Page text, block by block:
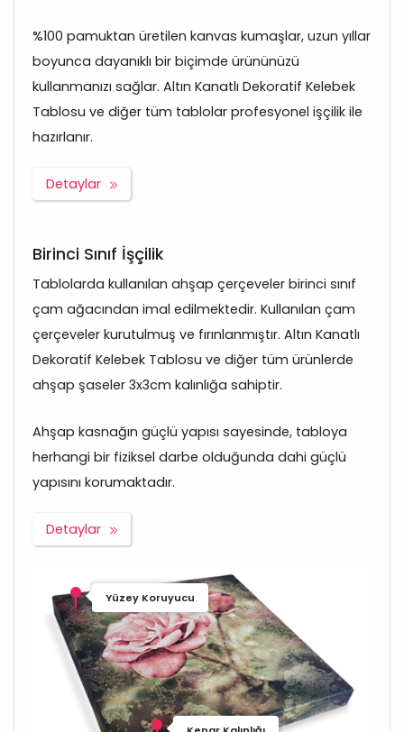
%100 pamuktan üretilen kanvas kumaşlar, uzun yıllar
boyunca dayanıklı bir biçimde ürününüzü
kullanmanızı sağlar. Altın Kanatlı Dekoratif Kelebek
Tablosu ve diğer tüm tablolar profesyonel işçilik ile
hazırlanır.
Detaylar
Birinci Sınıf İşçilik
Tablolarda kullanılan ahşap çerçeveler birinci sınıf
çam ağacından imal edilmektedir. Kullanılan çam
çerçeveler kurutulmuş ve fırınlanmıştır. Altın Kanatlı
Dekoratif Kelebek Tablosu ve diğer tüm ürünlerde
ahşap şaseler 3x3cm kalınlığa sahiptir.
Ahşap kasnağın güçlü yapısı sayesinde, tabloya
herhangi bir fiziksel darbe olduğunda dahi güçlü
yapısını korumaktadır.
Detaylar
Yüzey Koruyucu